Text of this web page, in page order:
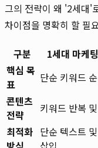
그의 전략이 왜 '2세대'
차이점을 명확히 할 필
구분 1세대 마케
핵심 목
표
단순 키워드
콘텐츠
전략
키워드 반복
최적화 단순 텍스트